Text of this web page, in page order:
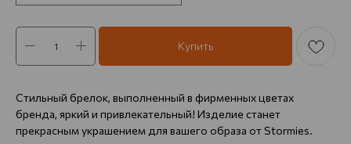
Купить
Стильный брелок, выполненный в фирменных цветах
бренда, яркий и привлекательный! Изделие станет
прекрасным украшением для вашего образа от Stormies.